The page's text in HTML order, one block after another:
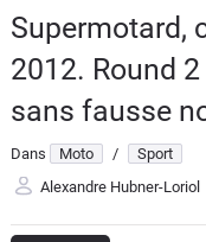
Actu
Essais
Equipement
Avis
Supermotard,
2012. Round
sans fausse
Dans Moto /
Sport
Alexandre Hubner-Loriol